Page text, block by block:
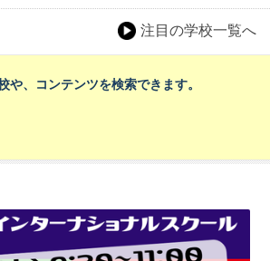
注目の学校一覧へ
や、コンテンツを検索できます。